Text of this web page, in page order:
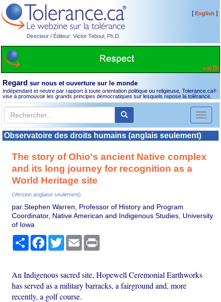
Directeur / Éditeur: Victor Teboul, Ph.D.
[English ]
Regard sur nous et ouverture sur le monde
Indépendant et neutre par rapport à toute orientation politique ou religieuse, Tolerance.ca®
vise à promouvoir les grands principes démocratiques sur lesquels repose la tolérance.
Toggle
Observatoire des droits humains (anglais seulement)
The story of Ohio's ancient Native complex
and its long journey for recognition as a
World Heritage site
(Version anglaise seulement)
par Stephen Warren, Professor of History and Program
Coordinator, Native American and Indigenous Studies, University
of Iowa
PartagerFacebook
TwitterEmail
An Indigenous sacred site, Hopewell Ceremonial Earthworks
has served as a military barracks, a fairground and, more
recently, a golf course.